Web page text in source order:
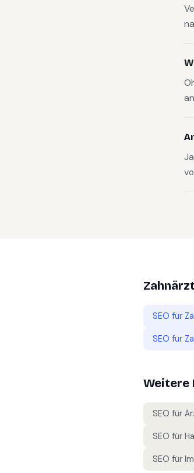
SEO für
SEO für
Weitere
SEO für
SEO für
SEO für